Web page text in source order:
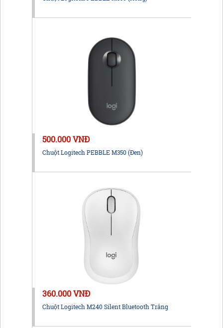
500.000 VNĐ
Chuột Logitech PEBBLE M350 (Đen)
360.000 VNĐ
Chuột Logitech M240 Silent Bluetooth Trắng